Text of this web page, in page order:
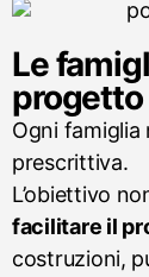
Le
progetto
Ogni famiglia
prescrittiva.
L’obiettivo
facilitare il
costruzioni,